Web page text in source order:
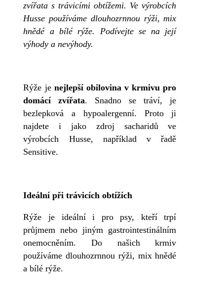
zvířata s trávicími obtížemi. Ve výrobcích
Husse používáme dlouhozrnnou rýži, mix
hnědé a bílé rýže. Podívejte se na její
výhody a nevýhody.
Rýže je nejlepší obilovina v krmivu pro
domácí zvířata. Snadno se tráví, je
bezlepková a hypoalergenní. Proto ji
najdete i jako zdroj sacharidů ve
výrobcích Husse, například v řadě
Sensitive.
Ideální při trávicích obtížích
Rýže je ideální i pro psy, kteří trpí
průjmem nebo jiným gastrointestinálním
onemocněním. Do našich krmiv
používáme dlouhozrnnou rýži, mix hnědé
a bílé rýže.